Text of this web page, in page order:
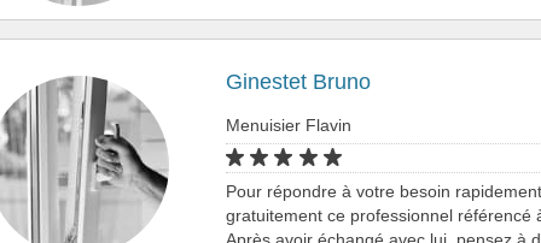
Ginestet Bruno
Menuisier Flavin
Pour répondre à votre besoin
gratuitement ce professionnel référencé
Après avoir échangé avec lui, pensez à